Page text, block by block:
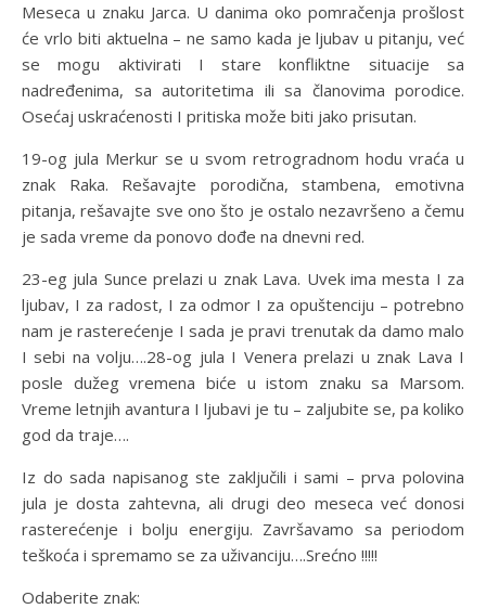
Meseca u znaku Jarca. U danima oko pomračenja prošlost
će vrlo biti aktuelna – ne samo kada je ljubav u pitanju, već
se mogu aktivirati I stare konfliktne situacije sa
nadređenima, sa autoritetima ili sa članovima porodice.
Osećaj uskraćenosti I pritiska može biti jako prisutan.
19-og jula Merkur se u svom retrogradnom hodu vraća u
znak Raka. Rešavajte porodična, stambena, emotivna
pitanja, rešavajte sve ono što je ostalo nezavršeno a čemu
je sada vreme da ponovo dođe na dnevni red.
23-eg jula Sunce prelazi u znak Lava. Uvek ima mesta I za
ljubav, I za radost, I za odmor I za opuštenciju – potrebno
nam je rasterećenje I sada je pravi trenutak da damo malo
I sebi na volju….28-og jula I Venera prelazi u znak Lava I
posle dužeg vremena biće u istom znaku sa Marsom.
Vreme letnjih avantura I ljubavi je tu – zaljubite se, pa koliko
god da traje….
Iz do sada napisanog ste zaključili i sami – prva polovina
jula je dosta zahtevna, ali drugi deo meseca već donosi
rasterećenje i bolju energiju. Završavamo sa periodom
teškoća i spremamo se za uživanciju….Srećno !!!!!
Odaberite znak: